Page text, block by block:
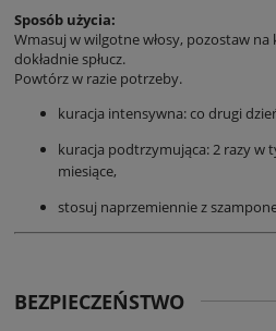
Sposób użycia:
Wmasuj w wilgotne włosy, pozostaw
dokładnie spłucz.
Powtórz w razie potrzeby.
kuracja intensywna: co drugi
kuracja podtrzymująca: 2 razy w
miesiące,
stosuj naprzemiennie z
BEZPIECZEŃSTWO